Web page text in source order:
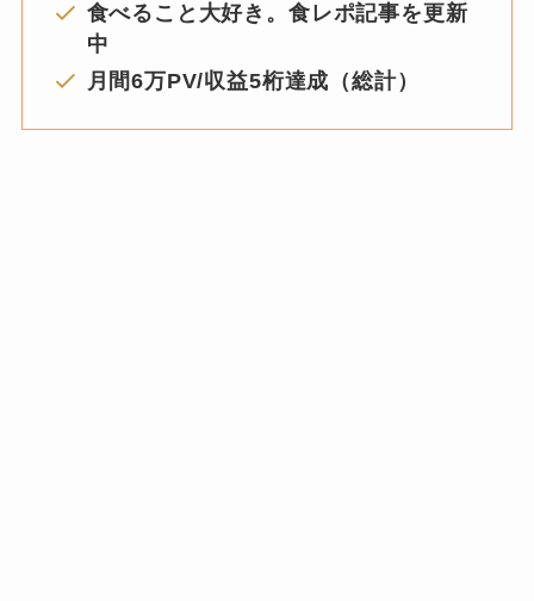
食べること大好き。食レポ記事を更新
中
月間6万PV/収益5桁達成（総計）